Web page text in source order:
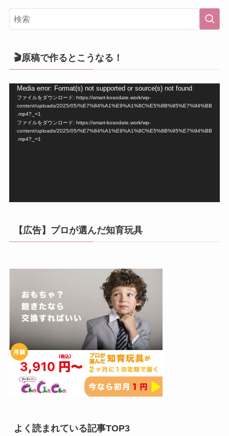
🎬原稿で作るとこうなる！
Media error: Format(s) not supported or source(s) not found
ファイルをダウンロード: https://smart-kosodate.work/wp-
content/uploads/2025/05/%E7%84%A1%E9%A1%8C%E5%8B%95%E7%94%BB
.mp4?_=1
ファイルをダウンロード: https://smart-kosodate.work/wp-
content/uploads/2025/05/%E7%84%A1%E9%A1%8C%E5%8B%95%E7%94%BB
.mp4?_=1
【広告】プロが選んだ知育玩具
よく読まれている記事TOP3